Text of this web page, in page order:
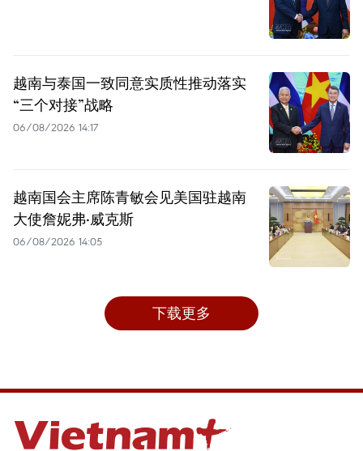
越南与泰国一致同意实质性推动落实
“三个对接”战略
06/08/2026 14:17
越南国会主席陈青敏会见美国驻越南
大使詹妮弗·威克斯
06/08/2026 14:05
下载更多